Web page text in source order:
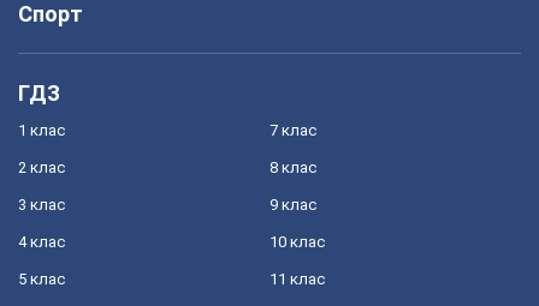
Спорт
ГДЗ
1 клас
2 клас
3 клас
4 клас
5 клас
7 клас
8 клас
9 клас
10 клас
11 клас